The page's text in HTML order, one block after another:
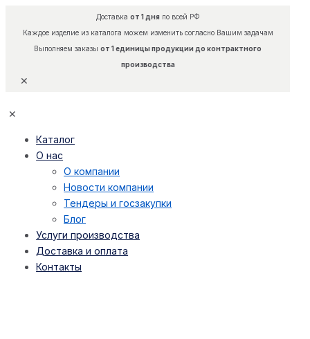
Доставка от 1 дняпо всей РФ
Каждое изделие из каталога можем изменить согласно Вашим задачам
Выполняем заказы от 1 единицы продукции до контрактного
производства
✕
✕
Каталог
О нас
О компании
Новости компании
Тендеры и госзакупки
Блог
Услуги производства
Доставка и оплата
Контакты